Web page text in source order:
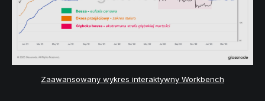
Zaawansowany wykres interaktywny Workbench